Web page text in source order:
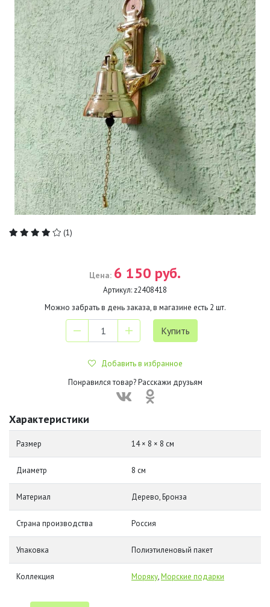
(1)
Цена: 6 150 руб.
Артикул: z2408418
Можно забрать в день заказа, в магазине есть 2 шт.
Добавить в избранное
Понравился товар? Расскажи друзьям
Характеристики
Размер 14 × 8 × 8 см
Диаметр 8 см
Материал Дерево, Бронза
Страна производства Россия
Упаковка Полиэтиленовый пакет
Коллекция Моряку,Морские подарки